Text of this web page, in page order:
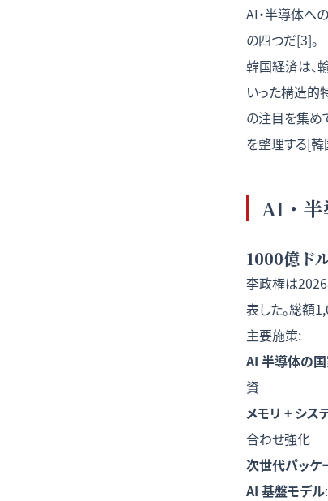
AI・半導体へ
の四つだ[3]。
韓国経済は、
いった構造的
の注目を集め
を整理する[韓
AI・半
1000億ド
李政権は
表した。総額
主要施策:
AI 半導体の
資
メモリ + シス
合わせ強化
次世代パッケ
AI 基盤モデル